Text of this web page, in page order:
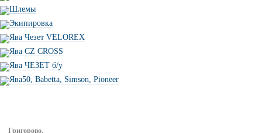
Шлемы
Экипировка
Ява Чезет VELOREX
Ява CZ CROSS
Ява ЧЕЗЕТ б/у
Ява50, Babetta, Simson, Pioneer
Григорово,